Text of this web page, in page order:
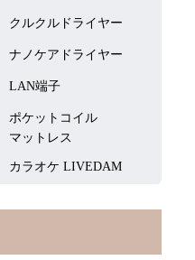
クルクルドライヤー
ナノケアドライヤー
LAN端子
ポケットコイル
マットレス
カラオケ LIVEDAM